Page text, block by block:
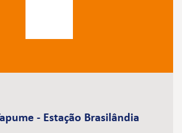
- Estação Brasilândia